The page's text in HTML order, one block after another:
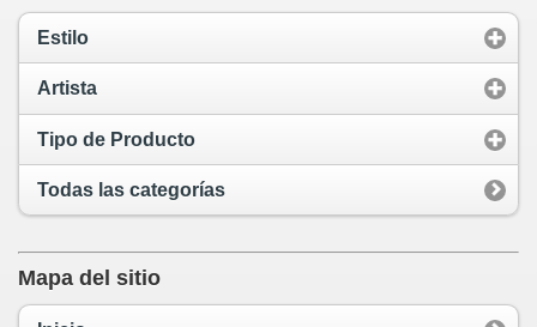
Estilo
Artista
Tipo de Producto
Todas las categorías
Mapa del sitio